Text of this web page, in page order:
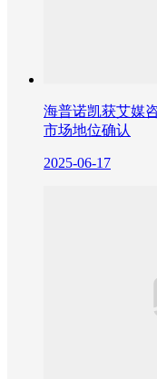
海普诺凯获艾媒
市场地位确认
2025-06-17